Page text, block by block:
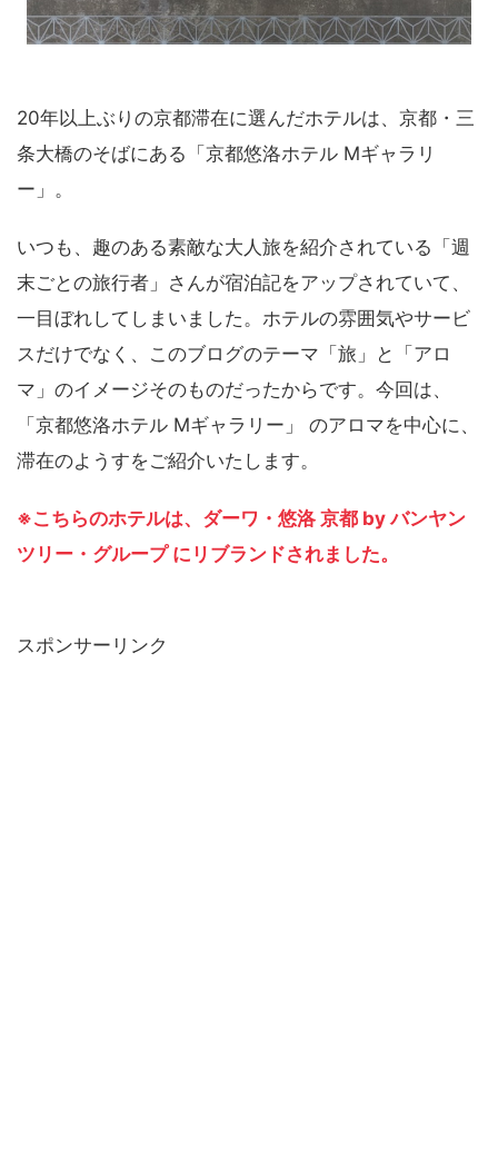
20年以上ぶりの京都滞在に選んだホテルは、京都・三
条大橋のそばにある「京都悠洛ホテル Mギャラリ
ー」。
いつも、趣のある素敵な大人旅を紹介されている「週
末ごとの旅行者」さんが宿泊記をアップされていて、
一目ぼれしてしまいました。ホテルの雰囲気やサービ
スだけでなく、このブログのテーマ「旅」と「アロ
マ」のイメージそのものだったからです。今回は、
「京都悠洛ホテル Mギャラリー」 のアロマを中心に、
滞在のようすをご紹介いたします。
※こちらのホテルは、ダーワ・悠洛 京都 by バンヤン
ツリー・グループ にリブランドされました。
スポンサーリンク